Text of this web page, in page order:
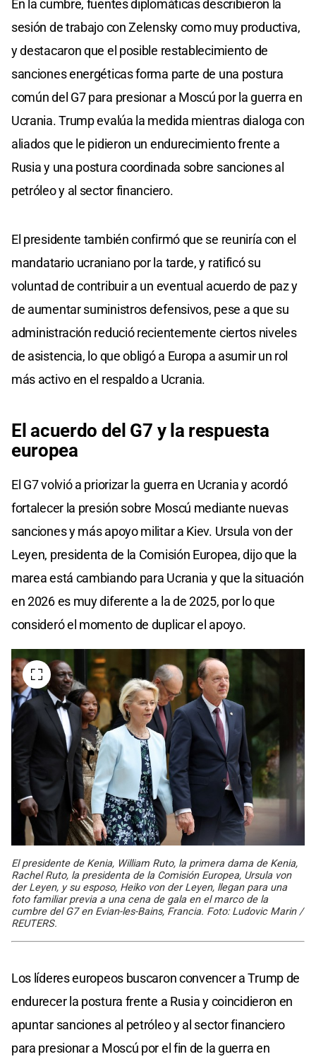
En la cumbre, fuentes diplomáticas describieron la
sesión de trabajo con Zelensky como muy productiva,
y destacaron que el posible restablecimiento de
sanciones energéticas forma parte de una postura
común del G7 para presionar a Moscú por la guerra en
Ucrania. Trump evalúa la medida mientras dialoga con
aliados que le pidieron un endurecimiento frente a
Rusia y una postura coordinada sobre sanciones al
petróleo y al sector financiero.
El presidente también confirmó que se reuniría con el
mandatario ucraniano por la tarde, y ratificó su
voluntad de contribuir a un eventual acuerdo de paz y
de aumentar suministros defensivos, pese a que su
administración redució recientemente ciertos niveles
de asistencia, lo que obligó a Europa a asumir un rol
más activo en el respaldo a Ucrania.
El acuerdo del G7 y la respuesta
europea
El G7 volvió a priorizar la guerra en Ucrania y acordó
fortalecer la presión sobre Moscú mediante nuevas
sanciones y más apoyo militar a Kiev. Ursula von der
Leyen, presidenta de la Comisión Europea, dijo que la
marea está cambiando para Ucrania y que la situación
en 2026 es muy diferente a la de 2025, por lo que
consideró el momento de duplicar el apoyo.
El presidente de Kenia, William Ruto, la primera dama de Kenia,
Rachel Ruto, la presidenta de la Comisión Europea, Ursula von
der Leyen, y su esposo, Heiko von der Leyen, llegan para una
foto familiar previa a una cena de gala en el marco de la
cumbre del G7 en Evian-les-Bains, Francia. Foto: Ludovic Marin /
REUTERS.
Los líderes europeos buscaron convencer a Trump de
endurecer la postura frente a Rusia y coincidieron en
apuntar sanciones al petróleo y al sector financiero
para presionar a Moscú por el fin de la guerra en